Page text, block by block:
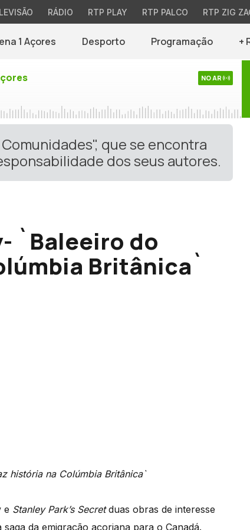
RÁDIO RTP PLAY RTP PALCO RTP ZIG
1 Açores Desporto Programação +
NO AR
que se encontra
dos seus autores.
`Baleeiro do
Britânica`
e Stanley Park’s Secretduas obras de interesse
da emigração açoriana para o Canadá.